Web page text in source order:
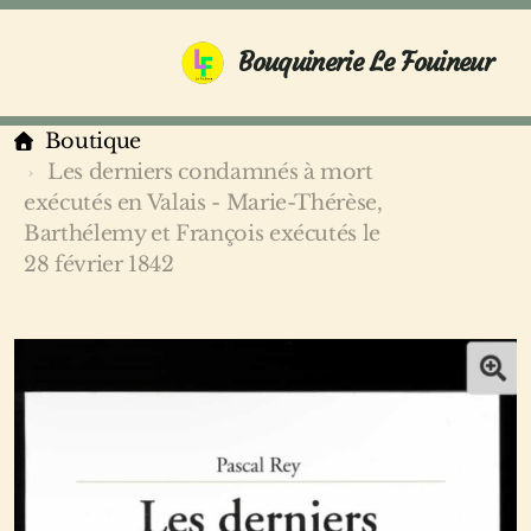
Bouquinerie Le Fouineur
Boutique
Les derniers condamnés à mort
exécutés en Valais - Marie-Thérèse,
Barthélemy et François exécutés le
28 février 1842